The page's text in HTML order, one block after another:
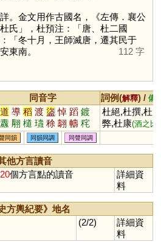
金文用作古國名，《左傳．襄公
氏」，杜預注：「唐、杜二國
「冬十月，王師滅唐，遷其民于
東南。
112 字
同音字 詞例(解釋) / 備
道 導 稻 渡 盜 悼 蹈 鍍
纛 翢 檤 瓙 稌 翿 幬 秺
杜絕,杜撰,杜
弊,杜康(酒之比
同韻 同韻同調 同聲同調
他方言讀音
20個方言點的讀音
詳細資
料
方輿紀要》地名
(2/2)
詳細資
料